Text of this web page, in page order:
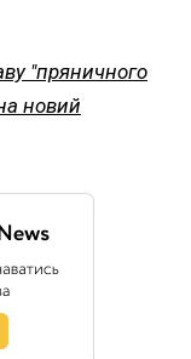
"пряничного
новий